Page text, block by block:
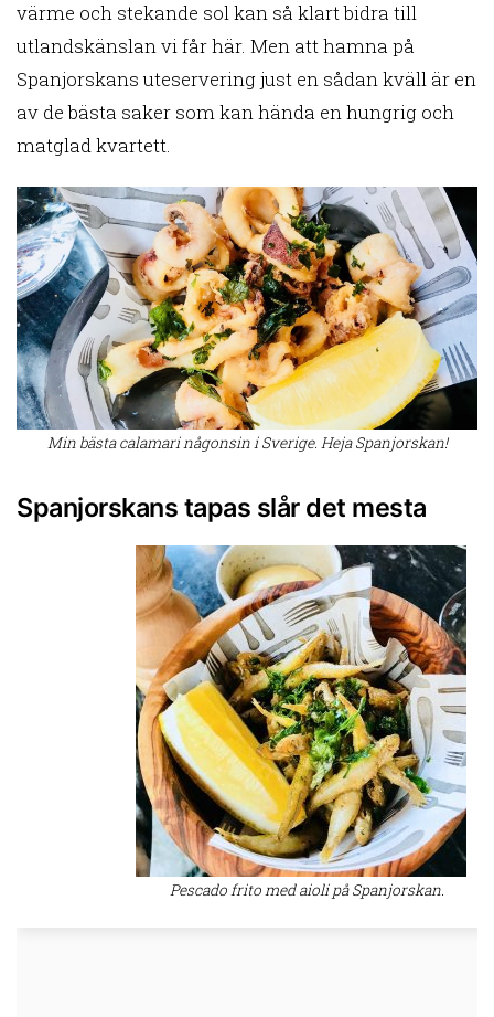
värme och stekande sol kan så klart bidra till
utlandskänslan vi får här. Men att hamna på
Spanjorskans uteservering just en sådan kväll är en
av de bästa saker som kan hända en hungrig och
matglad kvartett.
Min bästa calamari någonsin i Sverige. Heja Spanjorskan!
Spanjorskans tapas slår det mesta
Pescado frito med aioli på Spanjorskan.